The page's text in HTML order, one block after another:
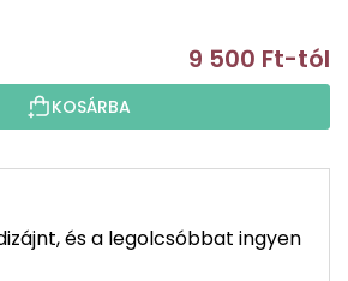
9 500 Ft-tól
KOSÁRBA
és a legolcsóbbat ingyen